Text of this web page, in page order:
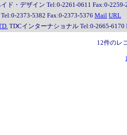
ド・デザイン Tel:0-2261-0611 Fax:0-2259-
2373-5382 Fax:0-2373-5376 Mail URL
TDCインターナショナル Tel:0-2665-6170
12件のレ